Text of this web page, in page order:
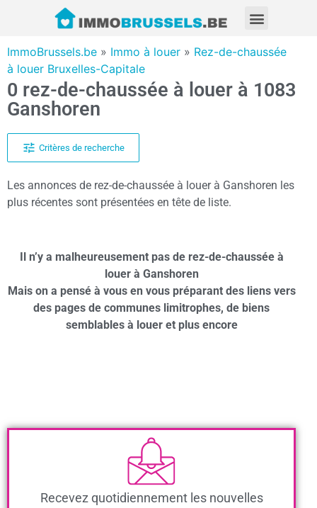
ImmoBrussels.be » Immo à louer » Rez-de-chaussée
à louer Bruxelles-Capitale
0 rez-de-chaussée à louer à 1083
Ganshoren
Critères de recherche
Les annonces de rez-de-chaussée à louer à Ganshoren les
plus récentes sont présentées en tête de liste.
Il n’y a malheureusement pas de rez-de-chaussée à
louer à Ganshoren
Mais on a pensé à vous en vous préparant des liens vers
des pages de communes limitrophes, de biens
semblables à louer et plus encore
Recevez quotidiennement les nouvelles